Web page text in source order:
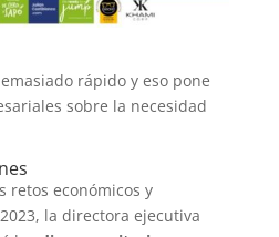
rápido y eso pone
sobre la necesidad
retos económicos y
la directora ejecutiva